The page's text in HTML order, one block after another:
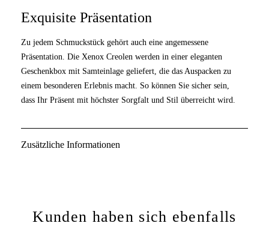
Exquisite Präsentation
Zu jedem Schmuckstück gehört auch eine angemessene
Präsentation. Die Xenox Creolen werden in einer eleganten
Geschenkbox mit Samteinlage geliefert, die das Auspacken zu
einem besonderen Erlebnis macht. So können Sie sicher sein,
dass Ihr Präsent mit höchster Sorgfalt und Stil überreicht wird.
Zusätzliche Informationen
Kunden haben sich ebenfalls